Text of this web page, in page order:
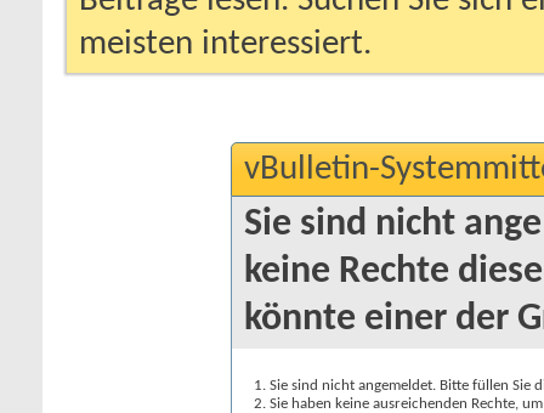
meisten interessiert.
vBulletin-
Sie sind nicht
keine Rechte
könnte einer der
Sie sind nicht angemeldet. Bitte füllen Sie
Sie haben keine ausreichenden Rechte,